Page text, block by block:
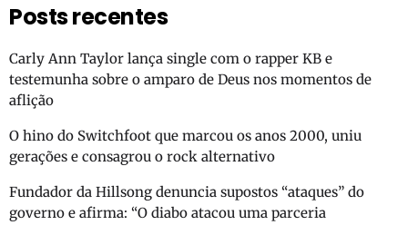
Posts recentes
Carly Ann Taylor lança single com o rapper KB e
testemunha sobre o amparo de Deus nos momentos de
aflição
O hino do Switchfoot que marcou os anos 2000, uniu
gerações e consagrou o rock alternativo
Fundador da Hillsong denuncia supostos “ataques” do
governo e afirma: “O diabo atacou uma parceria